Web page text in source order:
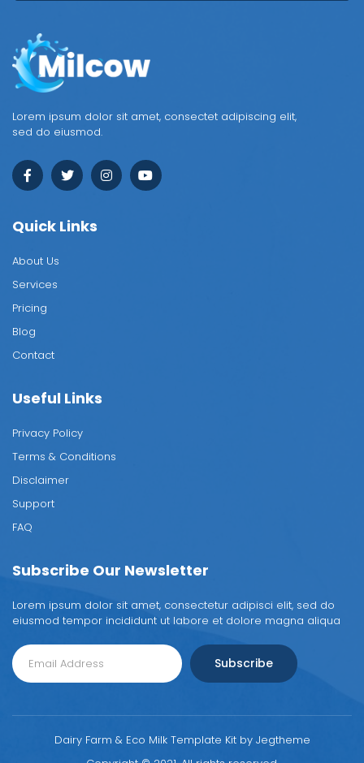
Lorem ipsum dolor sit amet, consectet adipiscing elit,
sed do eiusmod.
Quick Links
About Us
Services
Pricing
Blog
Contact
Useful Links
Privacy Policy
Terms & Conditions
Disclaimer
Support
FAQ
Subscribe Our Newsletter
Lorem ipsum dolor sit amet, consectetur adipisci elit, sed do
eiusmod tempor incididunt ut labore et dolore magna aliqua
Subscribe
Dairy Farm & Eco Milk Template Kit by Jegtheme